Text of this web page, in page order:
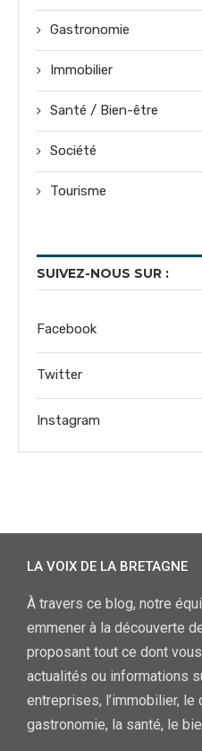
Gastronomie
Immobilier
Santé / Bien-être
Société
Tourisme
SUIVEZ-NOUS SUR :
Facebook
Twitter
Instagram
LA VOIX DE LA BRETAGNE
À travers ce blog, notre
emmener à la découverte
proposant tout ce dont
actualités ou informations
entreprises, l’immobilier, le
gastronomie, la santé, le